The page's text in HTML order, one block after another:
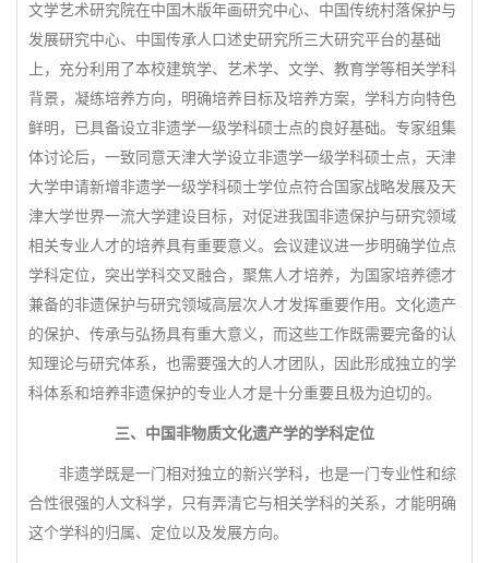
文学艺术研究院在中国木版年画研究中心、中国传统村落保护与
发展研究中心、中国传承人口述史研究所三大研究平台的基础
上，充分利用了本校建筑学、艺术学、文学、教育学等相关学科
背景，凝练培养方向，明确培养目标及培养方案，学科方向特色
鲜明，已具备设立非遗学一级学科硕士点的良好基础。专家组集
体讨论后，一致同意天津大学设立非遗学一级学科硕士点，天津
大学申请新增非遗学一级学科硕士学位点符合国家战略发展及天
津大学世界一流大学建设目标，对促进我国非遗保护与研究领域
相关专业人才的培养具有重要意义。会议建议进一步明确学位点
学科定位，突出学科交叉融合，聚焦人才培养，为国家培养德才
兼备的非遗保护与研究领域高层次人才发挥重要作用。文化遗产
的保护、传承与弘扬具有重大意义，而这些工作既需要完备的认
知理论与研究体系，也需要强大的人才团队，因此形成独立的学
科体系和培养非遗保护的专业人才是十分重要且极为迫切的。
三、中国非物质文化遗产学的学科定位
非遗学既是一门相对独立的新兴学科，也是一门专业性和综
合性很强的人文科学，只有弄清它与相关学科的关系，才能明确
这个学科的归属、定位以及发展方向。